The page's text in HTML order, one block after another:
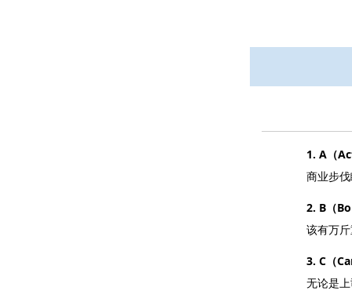
1. A（
商业步
2. B（
该有万
3. C（
无论是